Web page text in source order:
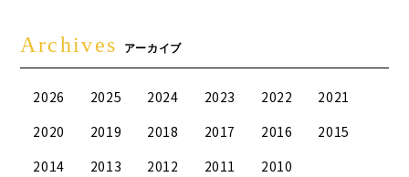
Archives アーカイブ
2026 2025 2024 2023 2022
2021
2020
2019 2018 2017 2016
2015
2014
2013 2012 2011 2010